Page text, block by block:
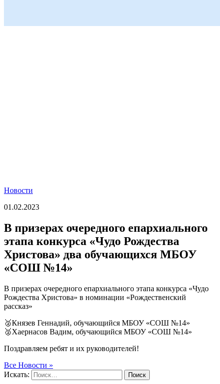
Новости
01.02.2023
В призерах очередного епархиального
этапа конкурса «Чудо Рождества
Христова» два обучающихся МБОУ
«СОШ №14»
В призерах очередного епархиального этапа конкурса «Чудо
Рождества Христова» в номинации «Рождественский
рассказ»
🥈Князев Геннадий, обучающийся МБОУ «СОШ №14»
🥈Хаернасов Вадим, обучающийся МБОУ «СОШ №14»
Поздравляем ребят и их руководителей!
Все Новости »
Искать:
Поиск